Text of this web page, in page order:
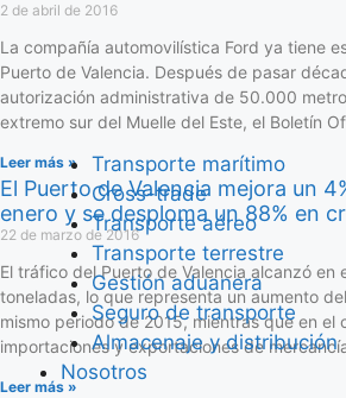
Transporte marítimo
Cross-trade
Transporte aéreo
Transporte terrestre
Gestión aduanera
Seguro de transporte
Almacenaje y distribución
Nosotros
2 de abril de 2016
La compañía automovilística Ford ya tiene
Puerto de Valencia. Después de pasar
autorización administrativa de 50.000
extremo sur del Muelle del Este, el Boletín
Leer más »
El Puerto de Valencia mejora un
enero y se desploma un 88% en
22 de marzo de 2016
El tráfico del Puerto de Valencia alcanzó en
toneladas, lo que representa un aumento
mismo periodo de 2015, mientras que en el
importaciones y exportaciones de
Leer más »